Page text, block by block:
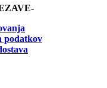
podatkov